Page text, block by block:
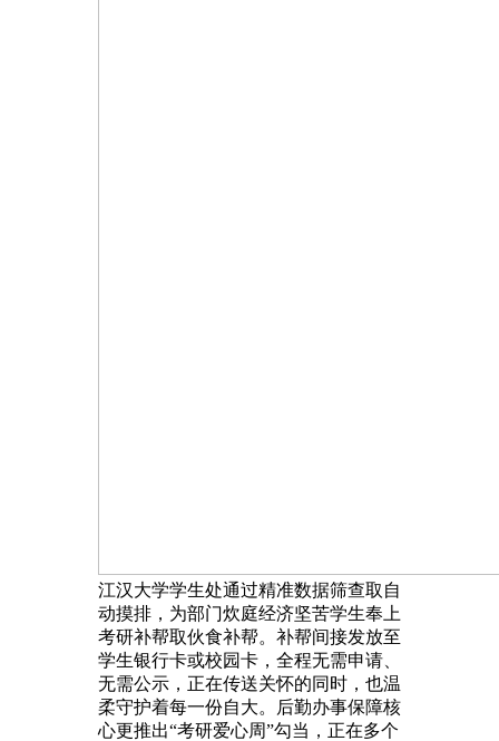
江汉大学学生处通过精准数据筛查取自
动摸排，为部门炊庭经济坚苦学生奉上
考研补帮取伙食补帮。补帮间接发放至
学生银行卡或校园卡，全程无需申请、
无需公示，正在传送关怀的同时，也温
柔守护着每一份自大。后勤办事保障核
心更推出“考研爱心周”勾当，正在多个